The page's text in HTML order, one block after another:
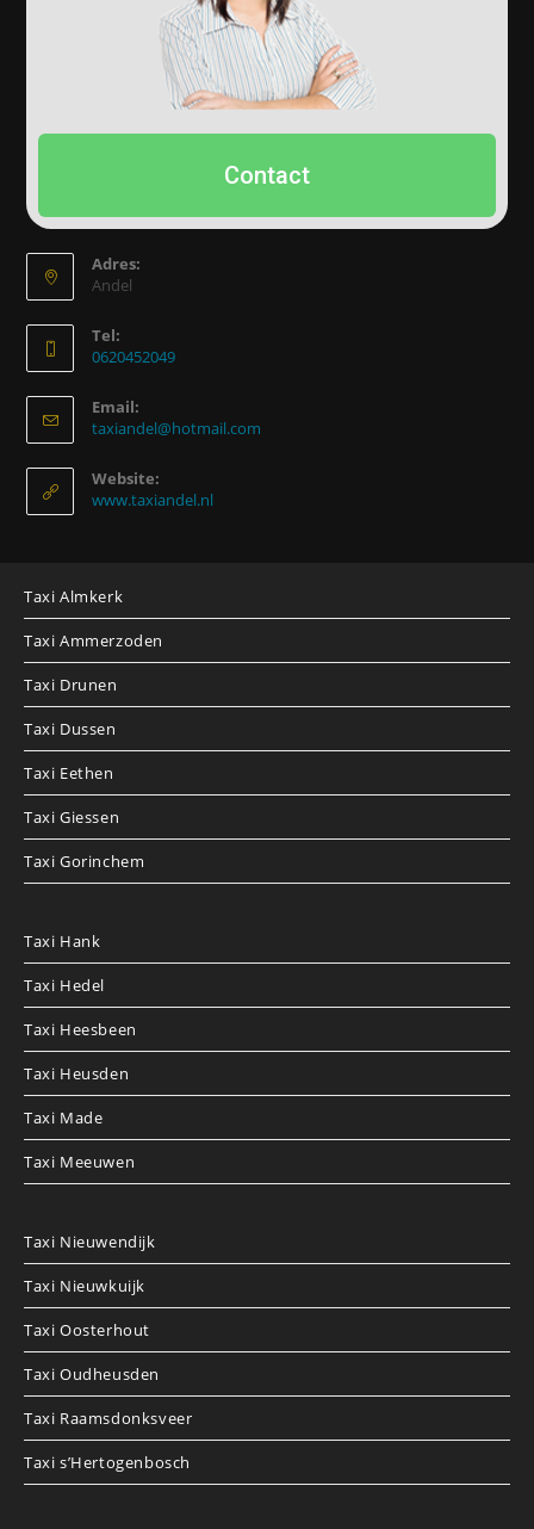
Contact
Adres:
Andel
Tel:
0620452049
Email:
taxiandel@hotmail.com
Website:
www.taxiandel.nl
Taxi Almkerk
Taxi Ammerzoden
Taxi Drunen
Taxi Dussen
Taxi Eethen
Taxi Giessen
Taxi Gorinchem
Taxi Hank
Taxi Hedel
Taxi Heesbeen
Taxi Heusden
Taxi Made
Taxi Meeuwen
Taxi Nieuwendijk
Taxi Nieuwkuijk
Taxi Oosterhout
Taxi Oudheusden
Taxi Raamsdonksveer
Taxi s’Hertogenbosch